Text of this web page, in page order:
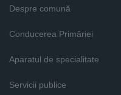
Despre comună
Conducerea Primăriei
Aparatul de specialitate
Servicii publice